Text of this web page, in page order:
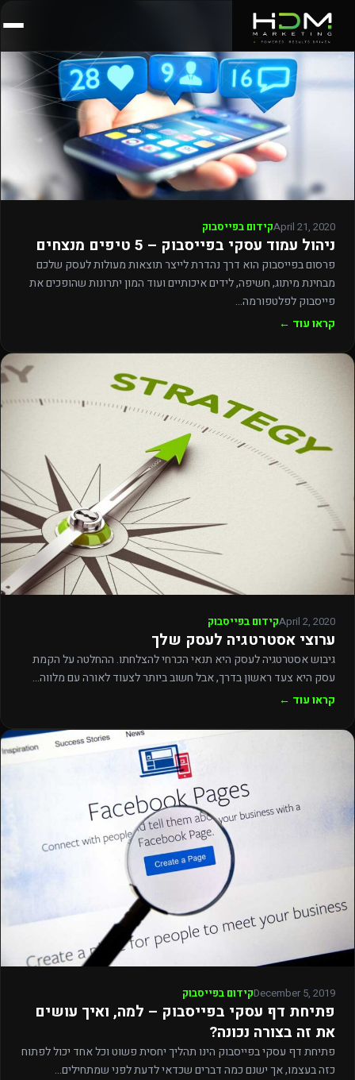
April 21, 2020קידום בפייסבוק
ניהול עמוד עסקי בפייסבוק – 5 טיפים מנצחים
פרסום בפייסבוק הוא דרך נהדרת לייצר תוצאות מעולות לעסק שלכם
מבחינת מיתוג, חשיפה, לידים איכותיים ועוד המון יתרונות שהופכים את
פייסבוק לפלטפורמה…
קראו עוד ←
April 2, 2020קידום בפייסבוק
ערוצי אסטרטגיה לעסק שלך
גיבוש אסטרטגיה לעסק היא תנאי הכרחי להצלחתו. ההחלטה על הקמת
עסק היא צעד ראשון בדרך, אבל חשוב ביותר לצעוד לאורה עם מלווה…
קראו עוד ←
December 5, 2019קידום בפייסבוק
פתיחת דף עסקי בפייסבוק – למה, ואיך עושים
את זה בצורה נכונה?
פתיחת דף עסקי בפייסבוק הינו תהליך יחסית פשוט וכל אחד יכול לפתוח
כזה בעצמו, אך ישנם כמה דברים שכדאי לדעת לפני שמתחילים…